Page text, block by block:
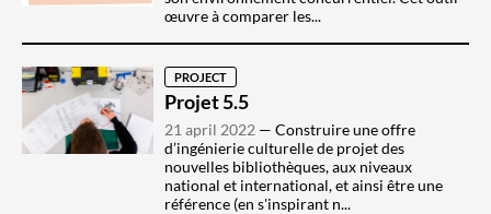
œuvre à comparer les...
PROJECT
Projet 5.5
21 april 2022
Construire une offre
d’ingénierie culturelle de projet des
nouvelles bibliothèques, aux niveaux
national et international, et ainsi être une
référence (en s'inspirant n...